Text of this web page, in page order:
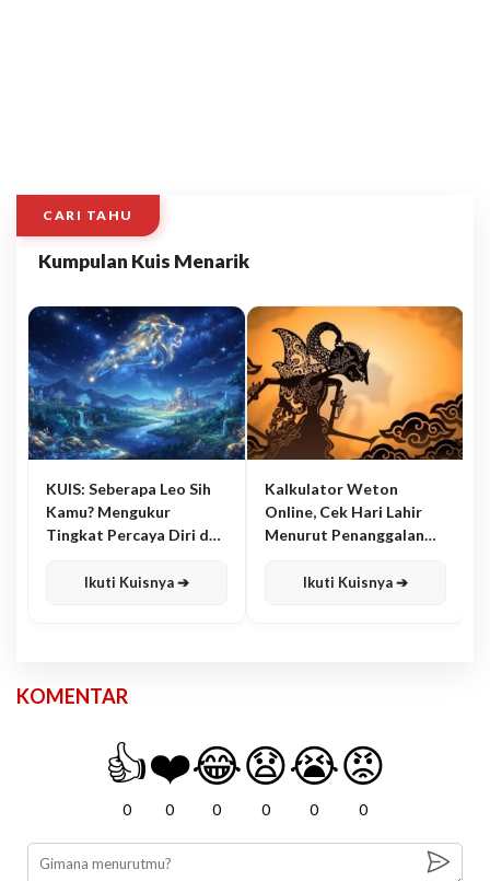
CARI TAHU
Kumpulan Kuis Menarik
KUIS: Seberapa Leo Sih
Kamu? Mengukur
Tingkat Percaya Diri dan
Ikuti Kuisnya ➔
Kalkulator Weton
Online, Cek Hari Lahir
Menurut Penanggalan
Ikuti Kuisnya ➔
KOMENTAR
👍
0
❤️
0
😂
0
😧
0
😭
0
😡
0